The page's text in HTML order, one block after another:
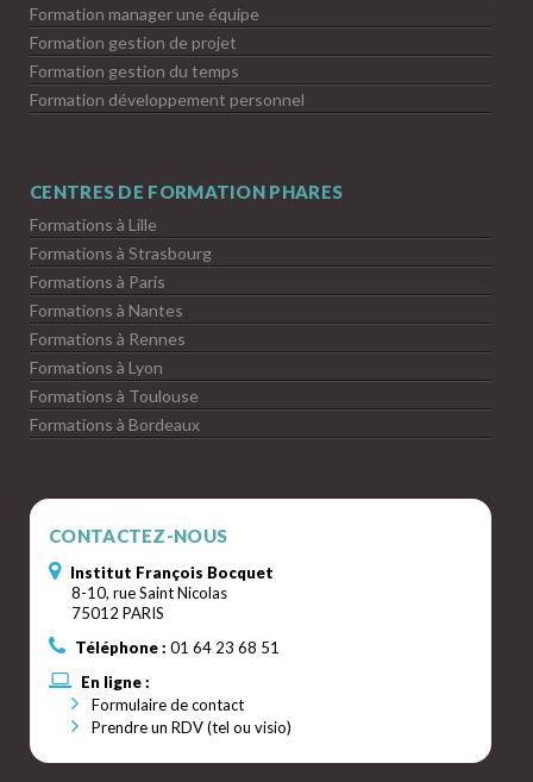
Formation manager une équipe
Formation gestion de projet
Formation gestion du temps
Formation développement personnel
CENTRES DE FORMATION PHARES
Formations à Lille
Formations à Strasbourg
Formations à Paris
Formations à Nantes
Formations à Rennes
Formations à Lyon
Formations à Toulouse
Formations à Bordeaux
CONTACTEZ-NOUS
Institut François Bocquet
8-10, rue Saint Nicolas
75012 PARIS
Téléphone : 01 64 23 68 51
En ligne :
Formulaire de contact
Prendre un RDV (tel ou visio)